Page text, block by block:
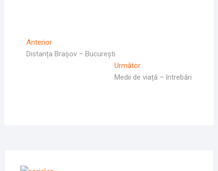
Navigare
în
AnteriorArticolul
Anterior
Distanța Brașov – București
UrmătorArticolul
Următor:
Medii de viață – întrebări